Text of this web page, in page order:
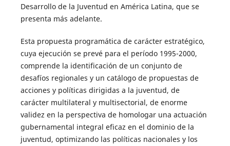
Desarrollo de la Juventud en América Latina, que se
presenta más adelante.
Esta propuesta programática de carácter estratégico,
cuya ejecución se prevé para el período 1995-2000,
comprende la identificación de un conjunto de
desafíos regionales y un catálogo de propuestas de
acciones y políticas dirigidas a la juventud, de
carácter multilateral y multisectorial, de enorme
validez en la perspectiva de homologar una actuación
gubernamental integral eficaz en el dominio de la
juventud, optimizando las políticas nacionales y los